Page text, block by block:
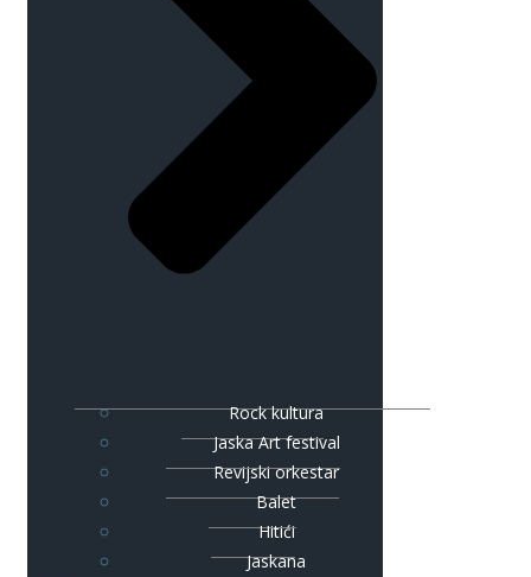
Rock kultura
Jaska Art festival
Revijski orkestar
Balet
Hitići
Jaskana